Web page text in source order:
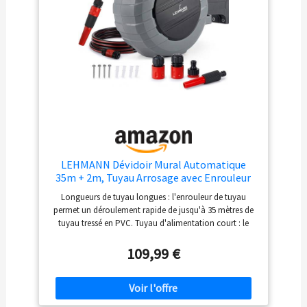
sécurité quand il n'est pas utilisé, économisant un
espace précieux tout en assurant un accès rapide.
Durable : Nos enrouleurs de tuyau rétractables robustes
sont fabriqués avec des matériaux solides et durables
qui résistent à tous types de conditions
météorologiques difficiles, vous offrant une expérience
utilisateur durable et fiable.
LEHMANN Dévidoir Mural Automatique
35m + 2m, Tuyau Arrosage avec Enrouleur
pour Montage Mural, avec un Tuyau
d'arrosage de 35 mètres, Raccords 1/2'' et
3/4''
Longueurs de tuyau longues : l'enrouleur de tuyau
permet un déroulement rapide de jusqu'à 35 mètres de
tuyau tressé en PVC. Tuyau d'alimentation court : le
alimentation en eau facile. Raccords adaptés :
l'enrouleur de tuyau est livré avec des raccords de 3/4"
et 1/2" ainsi qu'un arroseur. Haute pression : avec une
pression de fonctionnement maximale de 8 bar,
l'enrouleur de tuyau est adapté pour une utilisation
109,99 €